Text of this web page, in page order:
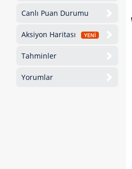
Canlı Puan Durumu
Aksiyon Haritası YENİ
Tahminler
Yorumlar